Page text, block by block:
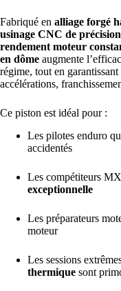
Fabriqué en alliage forgé
usinage CNC de précision
rendement moteur
en dôme augmente
régime, tout en garantissant
accélérations,
Ce piston est idéal pour :
Les pilotes enduro
accidentés
Les compétiteurs
exceptionnelle
Les préparateurs
moteur
Les sessions
thermique sont